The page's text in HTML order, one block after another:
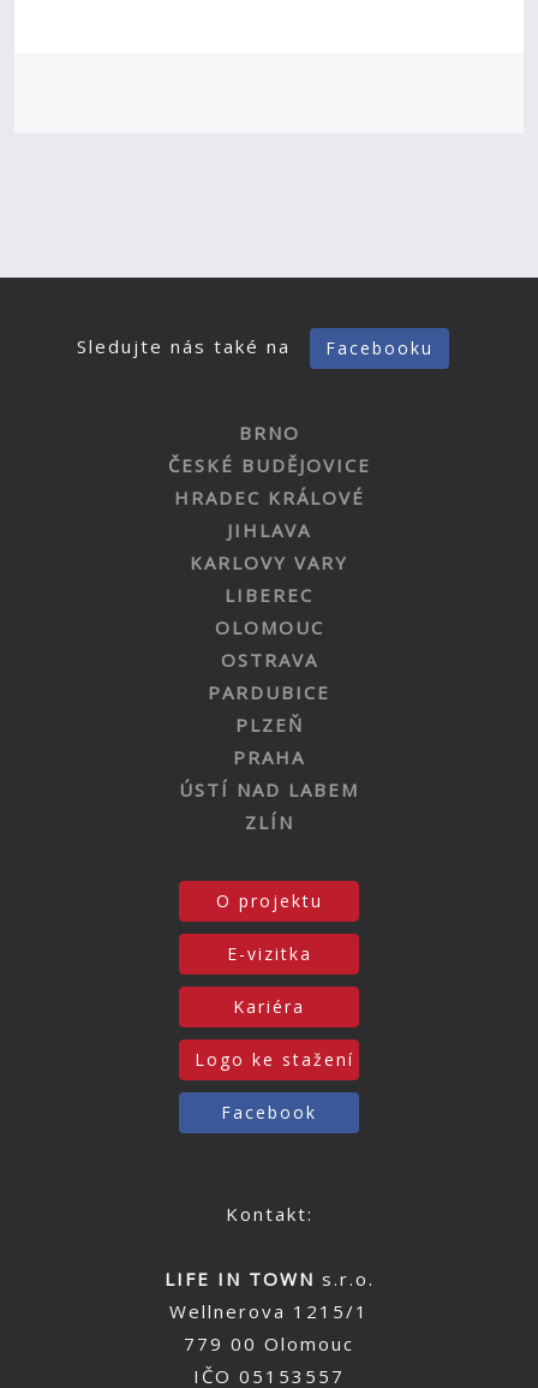
Sledujte nás také na Facebooku
BRNO
ČESKÉ BUDĚJOVICE
HRADEC KRÁLOVÉ
JIHLAVA
KARLOVY VARY
LIBEREC
OLOMOUC
OSTRAVA
PARDUBICE
PLZEŇ
PRAHA
ÚSTÍ NAD LABEM
ZLÍN
O projektu
E-vizitka
Kariéra
Logo ke stažení
Facebook
Kontakt:
LIFE IN TOWN s.r.o.
Wellnerova 1215/1
779 00 Olomouc
IČO 05153557